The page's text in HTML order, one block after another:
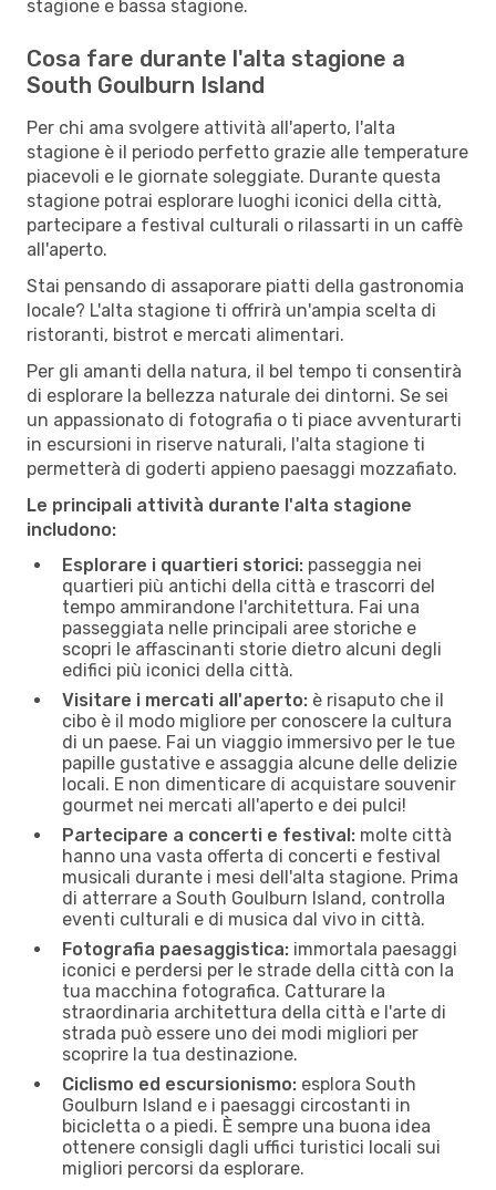
stagione e bassa stagione.
Cosa fare durante l'alta stagione a
South Goulburn Island
Per chi ama svolgere attività all'aperto, l'alta
stagione è il periodo perfetto grazie alle temperature
piacevoli e le giornate soleggiate. Durante questa
stagione potrai esplorare luoghi iconici della città,
partecipare a festival culturali o rilassarti in un caffè
all'aperto.
Stai pensando di assaporare piatti della gastronomia
locale? L'alta stagione ti offrirà un'ampia scelta di
ristoranti, bistrot e mercati alimentari.
Per gli amanti della natura, il bel tempo ti consentirà
di esplorare la bellezza naturale dei dintorni. Se sei
un appassionato di fotografia o ti piace avventurarti
in escursioni in riserve naturali, l'alta stagione ti
permetterà di goderti appieno paesaggi mozzafiato.
Le principali attività durante l'alta stagione
includono:
Esplorare i quartieri storici: passeggia nei
quartieri più antichi della città e trascorri del
tempo ammirandone l'architettura. Fai una
passeggiata nelle principali aree storiche e
scopri le affascinanti storie dietro alcuni degli
edifici più iconici della città.
Visitare i mercati all'aperto: è risaputo che il
cibo è il modo migliore per conoscere la cultura
di un paese. Fai un viaggio immersivo per le tue
papille gustative e assaggia alcune delle delizie
locali. E non dimenticare di acquistare souvenir
gourmet nei mercati all'aperto e dei pulci!
Partecipare a concerti e festival: molte città
hanno una vasta offerta di concerti e festival
musicali durante i mesi dell'alta stagione. Prima
di atterrare a South Goulburn Island, controlla
eventi culturali e di musica dal vivo in città.
Fotografia paesaggistica: immortala paesaggi
iconici e perdersi per le strade della città con la
tua macchina fotografica. Catturare la
straordinaria architettura della città e l'arte di
strada può essere uno dei modi migliori per
scoprire la tua destinazione.
Ciclismo ed escursionismo: esplora South
Goulburn Island e i paesaggi circostanti in
bicicletta o a piedi. È sempre una buona idea
ottenere consigli dagli uffici turistici locali sui
migliori percorsi da esplorare.